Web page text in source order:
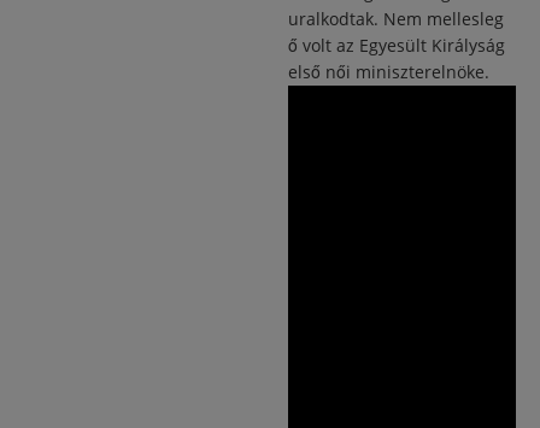
uralkodtak. Nem mellesleg
ő volt az Egyesült Királyság
első női miniszterelnöke.